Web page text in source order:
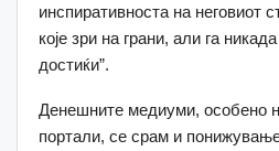
инспиративноста на неговиот
које зри на грани, али га
достиќи”.
Денешните медиуми, особено
портали, се срам и